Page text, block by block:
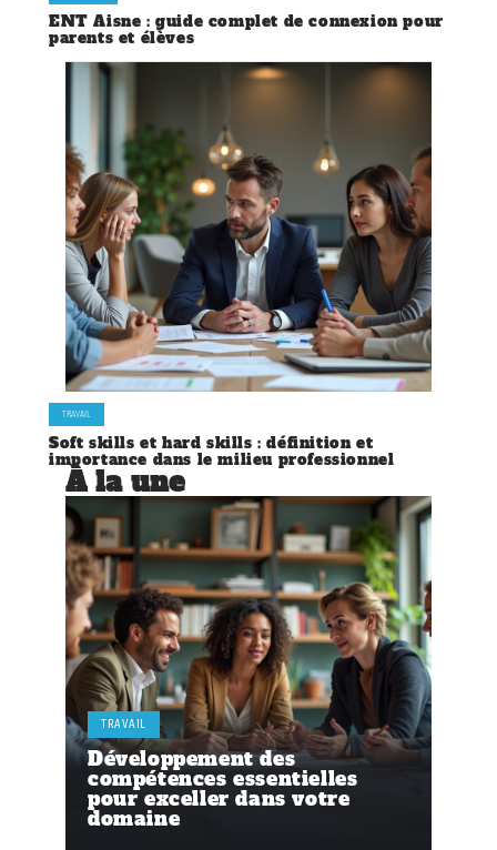
ENT Aisne : guide complet de connexion pour
parents et élèves
TRAVAIL
Soft skills et hard skills : définition et
importance dans le milieu professionnel
À la une
TRAVAIL
Développement des
compétences essentielles
pour exceller dans votre
domaine